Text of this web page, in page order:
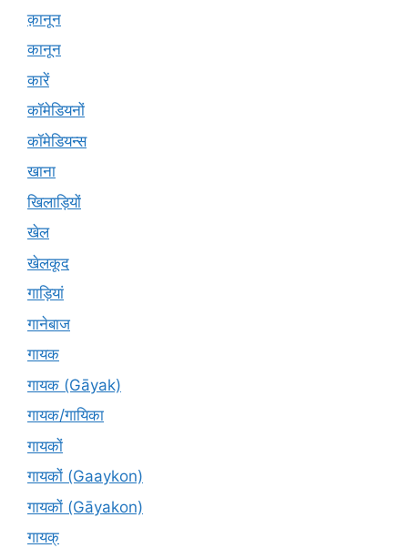
क़ानून
कानून
कारें
कॉमेडियनों
कॉमेडियन्स
खाना
खिलाड़ियों
खेल
खेलकूद
गाड़ियां
गानेबाज
गायक
गायक (Gāyak)
गायक/गायिका
गायकों
गायकों (Gaaykon)
गायकों (Gāyakon)
गायक्